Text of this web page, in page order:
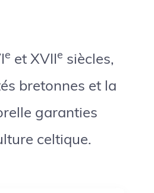
e et XVIIe siècles,
bretonnes et la
garanties
celtique.